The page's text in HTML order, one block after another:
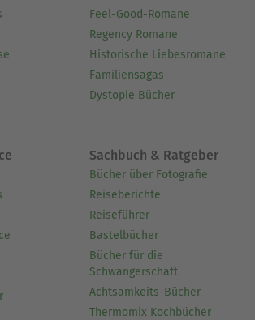
Feel-Good-Romane
Regency Romane
Historische Liebesromane
Familiensagas
Dystopie Bücher
Sachbuch & Ratgeber
Bücher über Fotografie
Reiseberichte
Reiseführer
Bastelbücher
Bücher für die
Schwangerschaft
Achtsamkeits-Bücher
Thermomix Kochbücher